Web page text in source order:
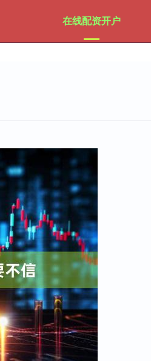
在线配资开户